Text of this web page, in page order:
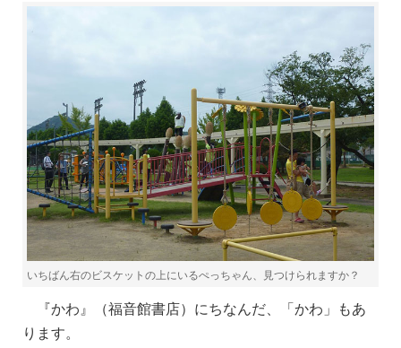
いちばん右のビスケットの上にいるぺっちゃん、見つけられますか？
『かわ』（福音館書店）にちなんだ、「かわ」もあ
ります。